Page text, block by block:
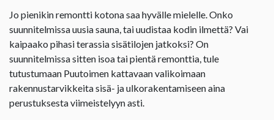
Jo pienikin remontti kotona saa hyvälle mielelle. Onko
suunnitelmissa uusia sauna, tai uudistaa kodin ilmettä? Vai
kaipaako pihasi terassia sisätilojen jatkoksi? On
suunnitelmissa sitten isoa tai pientä remonttia, tule
tutustumaan Puutoimen kattavaan valikoimaan
rakennustarvikkeita sisä- ja ulkorakentamiseen aina
perustuksesta viimeistelyyn asti.